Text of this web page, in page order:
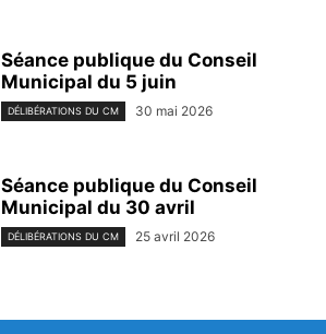
Séance publique du Conseil
Municipal du 5 juin
DÉLIBÉRATIONS DU CM 30 mai 2026
Séance publique du Conseil
Municipal du 30 avril
DÉLIBÉRATIONS DU CM 25 avril 2026